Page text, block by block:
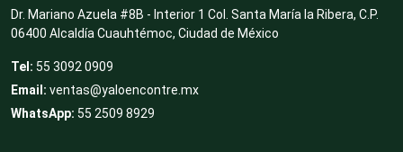
Cocinas Integrales
Combustibles y Lubricantes
Dr. Mariano Azuela #8B - Interior 1 Col. Santa María la Ribera, C.P.
06400 Alcaldía Cuauhtémoc, Ciudad de México
Tel: 55 3092 0909
Email: ventas@yaloencontre.mx
WhatsApp: 55 2509 8929